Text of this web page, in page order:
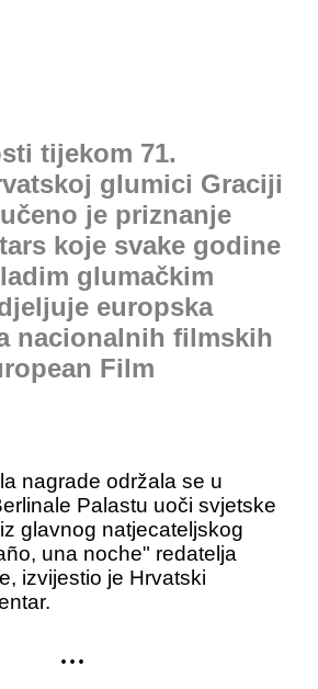
tijekom 71.
glumici Graciji
je priznanje
koje svake godine
glumačkim
europska
nacionalnih filmskih
Film
nagrade održala se u
Palastu uoči svjetske
glavnog natjecateljskog
una noche" redatelja
izvijestio je Hrvatski
...